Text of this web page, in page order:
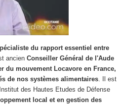
du rapport essentiel entre
ancien Conseiller Général de l'Aude
du mouvement Locavore en France,
de nos systèmes alimentaires.
Il est
des Hautes Etudes de Défense
local et en gestion des